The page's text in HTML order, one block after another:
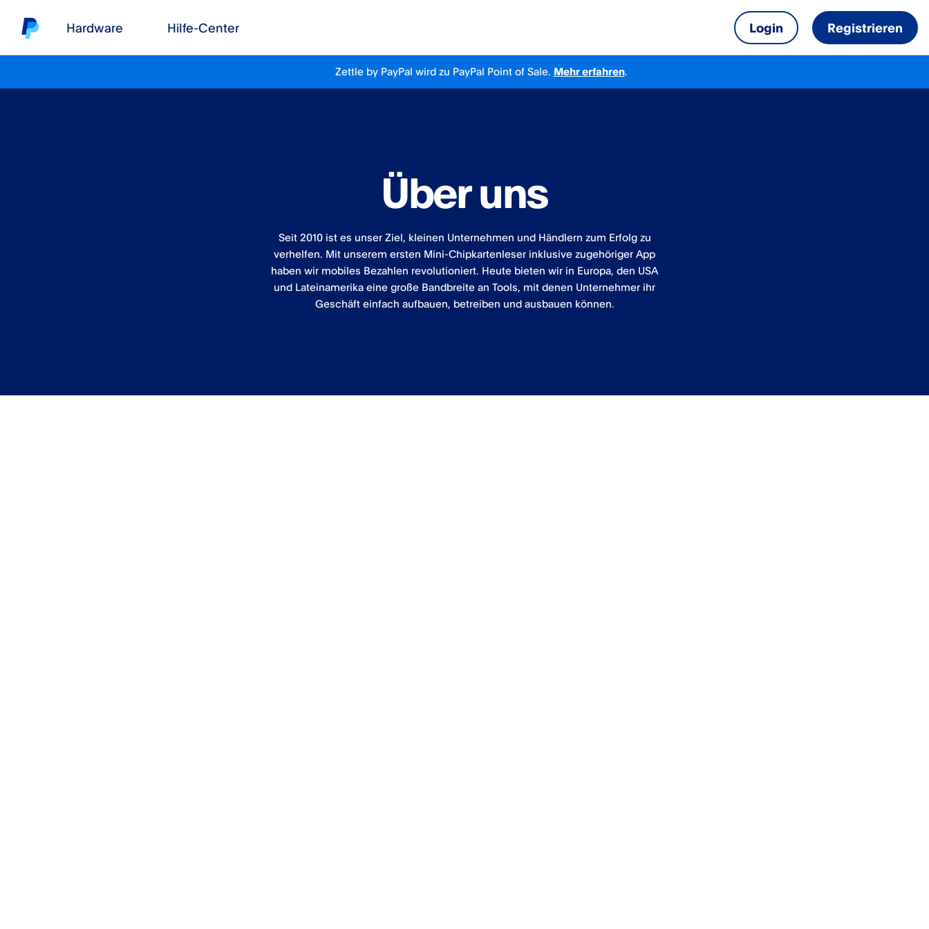
Hardware Hilfe-Center Login Registrieren
Zettle by PayPal wird zu PayPal Point of Sale. Mehr erfahren.
Über uns
Seit 2010 ist es unser Ziel, kleinen Unternehmen und Händlern zum Erfolg zu
verhelfen. Mit unserem ersten Mini-Chipkartenleser inklusive zugehöriger App
haben wir mobiles Bezahlen revolutioniert. Heute bieten wir in Europa, den USA
und Lateinamerika eine große Bandbreite an Tools, mit denen Unternehmer ihr
Geschäft einfach aufbauen, betreiben und ausbauen können.